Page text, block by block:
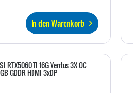
In den Warenkorb
RTX5060 TI 16G Ventus 3X OC
GDDR HDMI 3xDP